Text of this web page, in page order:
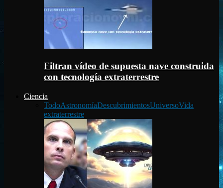
Filtran vídeo de supuesta nave construida
con tecnología extraterrestre
Ciencia
TodoAstronomíaDescubrimientosUniversoVida
extraterrestre